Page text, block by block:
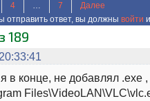
4 … 7
Далее
отправить ответ, вы должны войти
189
в конце, не добавлял .exe ,